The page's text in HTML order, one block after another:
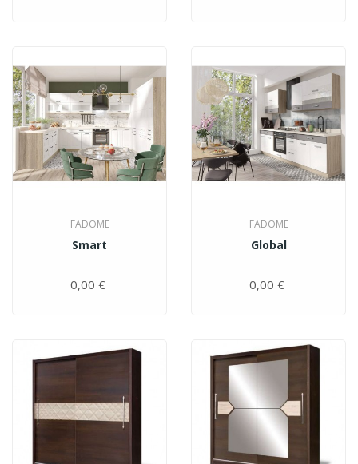
FADOME
Smart
0,00 €
FADOME
Global
0,00 €